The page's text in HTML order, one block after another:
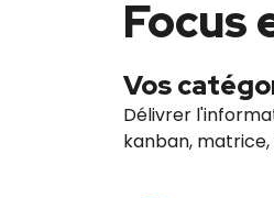
Focus
Vos
Délivrer
kanban,